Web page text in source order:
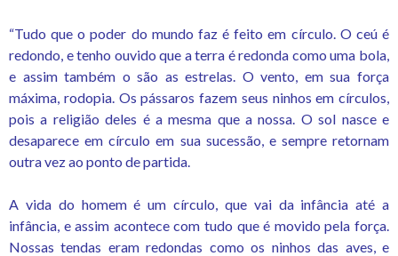
“Tudo que o poder do mundo faz é feito em círculo. O ceú é
redondo, e tenho ouvido que a terra é redonda como uma bola,
e assim também o são as estrelas. O vento, em sua força
máxima, rodopia. Os pássaros fazem seus ninhos em círculos,
pois a religião deles é a mesma que a nossa. O sol nasce e
desaparece em círculo em sua sucessão, e sempre retornam
outra vez ao ponto de partida.
A vida do homem é um círculo, que vai da infância até a
infância, e assim acontece com tudo que é movido pela força.
Nossas tendas eram redondas como os ninhos das aves, e